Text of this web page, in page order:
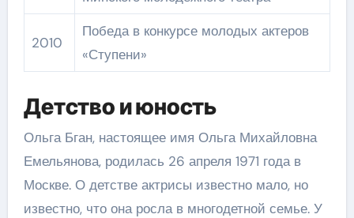
2010
Победа в конкурсе молодых актеров
«Ступени»
Детство и юность
Ольга Бган, настоящее имя Ольга Михайловна
Емельянова, родилась 26 апреля 1971 года в
Москве. О детстве актрисы известно мало, но
известно, что она росла в многодетной семье. У